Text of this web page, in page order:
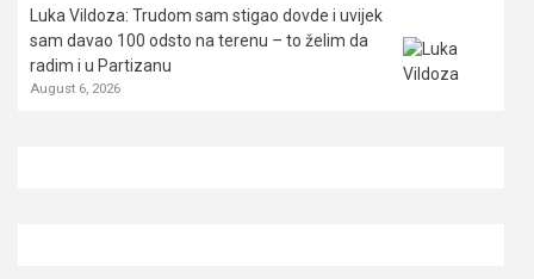
Luka Vildoza: Trudom sam stigao dovde i uvijek
sam davao 100 odsto na terenu – to želim da
radim i u Partizanu
August 6, 2026